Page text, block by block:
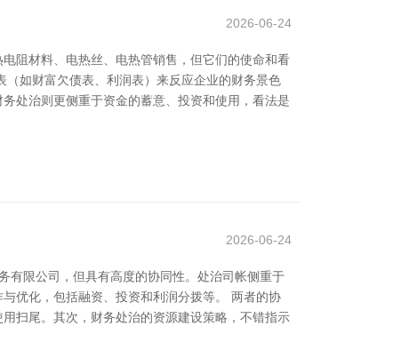
2026-06-24
阻材料、电热丝、电热管销售，但它们的使命和看
如财富欠债表、利润表）来反应企业的财务景色
处治则更侧重于资金的蓄意、投资和使用，看法是
2026-06-24
有限公司，但具有高度的协同性。处治司帐侧重于
优化，包括融资、投资和利润分拨等。 两者的协
扫尾。其次，财务处治的资源建设策略，不错指示